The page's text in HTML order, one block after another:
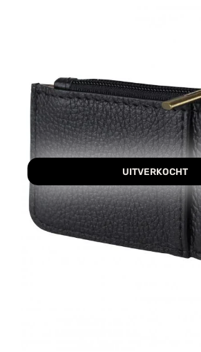
UITVERKOCHT